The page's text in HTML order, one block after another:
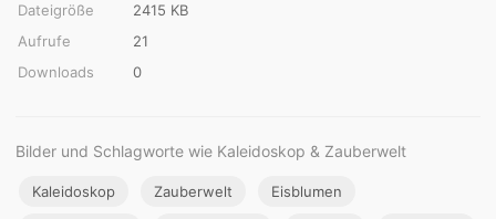
Dateigröße
2415 KB
Aufrufe
21
Downloads
0
Bilder und Schlagworte wie Kaleidoskop & Zauberwelt
Kaleidoskop Zauberwelt Eisblumen